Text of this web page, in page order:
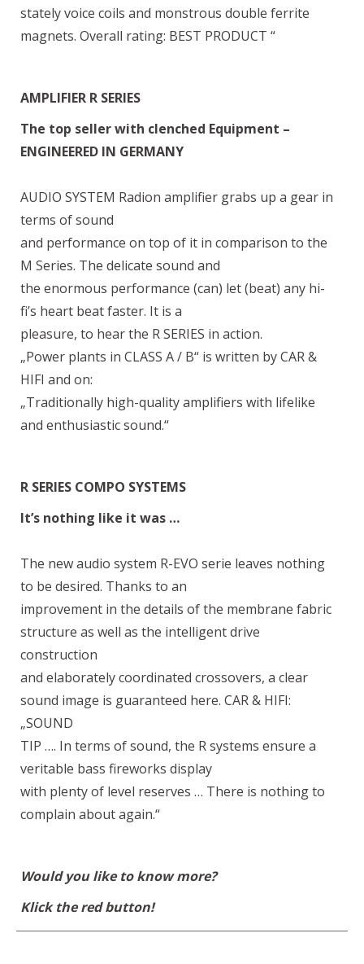
stately voice coils and monstrous double ferrite
magnets. Overall rating: BEST PRODUCT “
AMPLIFIER R SERIES
The top seller with clenched Equipment –
ENGINEERED IN GERMANY
AUDIO SYSTEM Radion amplifier grabs up a gear in
terms of sound
and performance on top of it in comparison to the
M Series. The delicate sound and
the enormous performance (can) let (beat) any hi-
fi’s heart beat faster. It is a
pleasure, to hear the R SERIES in action.
„Power plants in CLASS A / B“ is written by CAR &
HIFI and on:
„Traditionally high-quality amplifiers with lifelike
and enthusiastic sound.“
R SERIES COMPO SYSTEMS
It’s nothing like it was …
The new audio system R-EVO serie leaves nothing
to be desired. Thanks to an
improvement in the details of the membrane fabric
structure as well as the intelligent drive
construction
and elaborately coordinated crossovers, a clear
sound image is guaranteed here. CAR & HIFI:
„SOUND
TIP …. In terms of sound, the R systems ensure a
veritable bass fireworks display
with plenty of level reserves … There is nothing to
complain about again.“
Would you like to know more?
Klick the red button!